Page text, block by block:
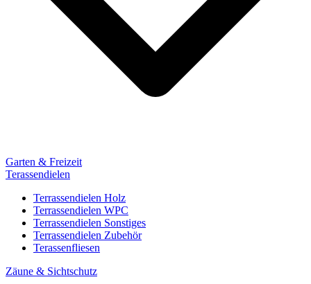
Garten & Freizeit
Terassendielen
Terrassendielen Holz
Terrassendielen WPC
Terrassendielen Sonstiges
Terrassendielen Zubehör
Terassenfliesen
Zäune & Sichtschutz